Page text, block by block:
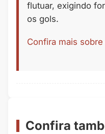
flutuar, exigindo
os gols.
Confira mais
Confira